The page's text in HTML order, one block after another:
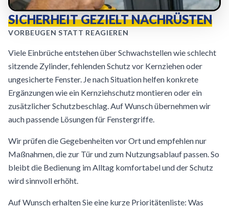
SICHERHEIT GEZIELT NACHRÜSTEN
VORBEUGEN STATT REAGIEREN
Viele Einbrüche entstehen über Schwachstellen wie schlecht
sitzende Zylinder, fehlenden Schutz vor Kernziehen oder
ungesicherte Fenster. Je nach Situation helfen konkrete
Ergänzungen wie ein Kernziehschutz montieren oder ein
zusätzlicher Schutzbeschlag. Auf Wunsch übernehmen wir
auch passende Lösungen für Fenstergriffe.
Wir prüfen die Gegebenheiten vor Ort und empfehlen nur
Maßnahmen, die zur Tür und zum Nutzungsablauf passen. So
bleibt die Bedienung im Alltag komfortabel und der Schutz
wird sinnvoll erhöht.
Auf Wunsch erhalten Sie eine kurze Prioritätenliste: Was